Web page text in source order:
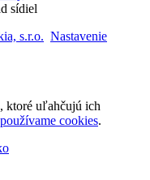
sídiel
s.r.o. Nastavenie
ktoré uľahčujú ich
cookies.